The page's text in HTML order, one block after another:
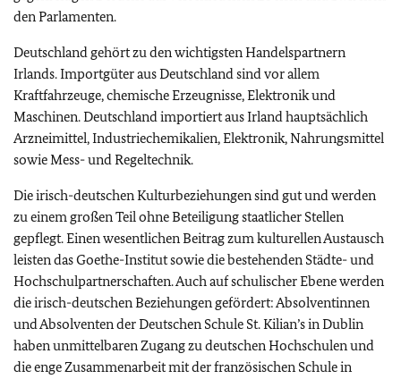
den Parlamenten.
Deutschland gehört zu den wichtigsten Handelspartnern
Irlands. Importgüter aus Deutschland sind vor allem
Kraftfahrzeuge, chemische Erzeugnisse, Elektronik und
Maschinen. Deutschland importiert aus Irland hauptsächlich
Arzneimittel, Industriechemikalien, Elektronik, Nahrungsmittel
sowie Mess- und Regeltechnik.
Die irisch-deutschen Kulturbeziehungen sind gut und werden
zu einem großen Teil ohne Beteiligung staatlicher Stellen
gepflegt. Einen wesentlichen Beitrag zum kulturellen Austausch
leisten das Goethe-Institut sowie die bestehenden Städte- und
Hochschulpartnerschaften. Auch auf schulischer Ebene werden
die irisch-deutschen Beziehungen gefördert: Absolventinnen
und Absolventen der Deutschen Schule St. Kilian’sin Dublin
haben unmittelbaren Zugang zu deutschen Hochschulen und
die enge Zusammenarbeit mit der französischen Schule in